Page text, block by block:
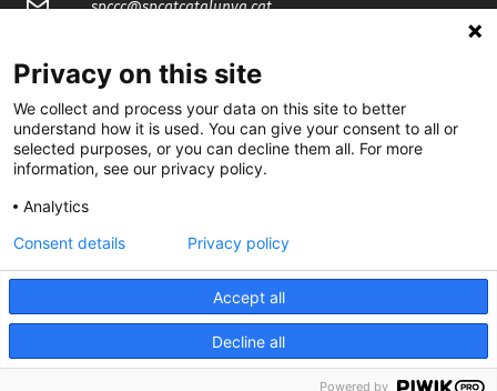
spccc@spcgtcatalunya.cat
@CGTCatalunya
cgtcatalunya
CGTCatalunya
cgtcatalunya
Desenvolupat per
Privacy on this site
We collect and process your data on this site to better
understand how it is used. You can give your consent to all or
selected purposes, or you can decline them all. For more
information, see our privacy policy.
Analytics
Accept all
Decline all
Consent details Privacy policy
Powered by